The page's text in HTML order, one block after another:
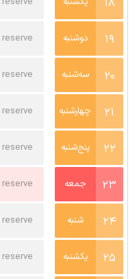
18
19 دوشنبه
20 سه‌شنبه
21 چهارشنبه
22 پنج‌شنبه
23 جمعه
24 شنبه
25 یکشنبه
reserve
reserve
reserve
reserve
reserve
reserve
reserve